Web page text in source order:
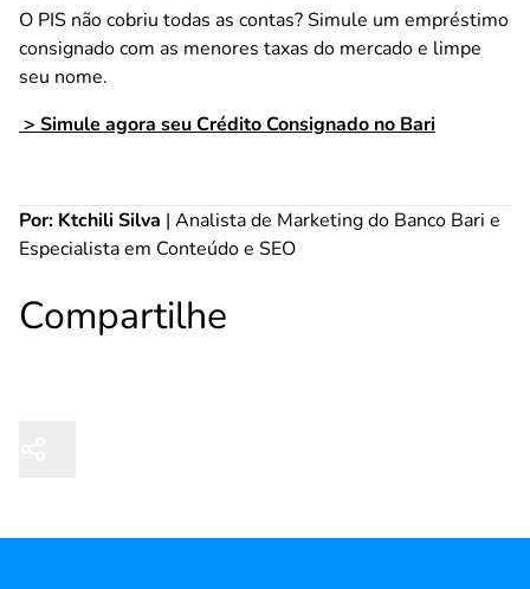
O PIS não cobriu todas as contas? Simule um empréstimo
consignado com as menores taxas do mercado e limpe
seu nome.
> Simule agora seu Crédito Consignado no Bari
Por: Ktchili Silva | Analista de Marketing do Banco Bari e
Especialista em Conteúdo e SEO
Compartilhe